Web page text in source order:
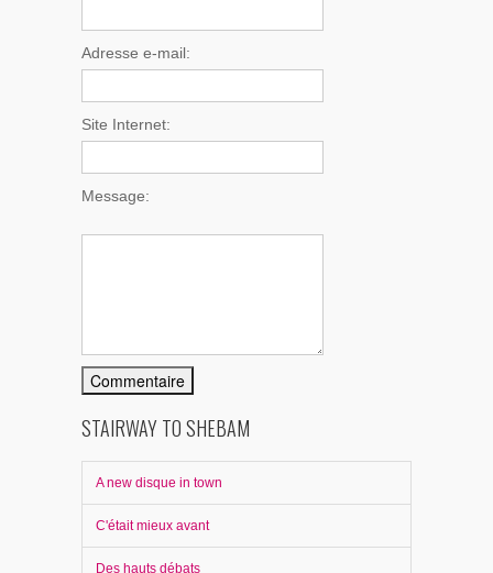
Adresse e-mail:
Site Internet:
Message:
STAIRWAY TO SHEBAM
A new disque in town
C'était mieux avant
Des hauts débats